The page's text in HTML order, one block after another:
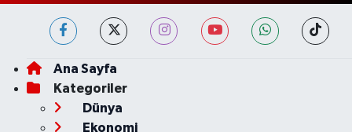
Ana Sayfa
Kategoriler
Dünya
Ekonomi